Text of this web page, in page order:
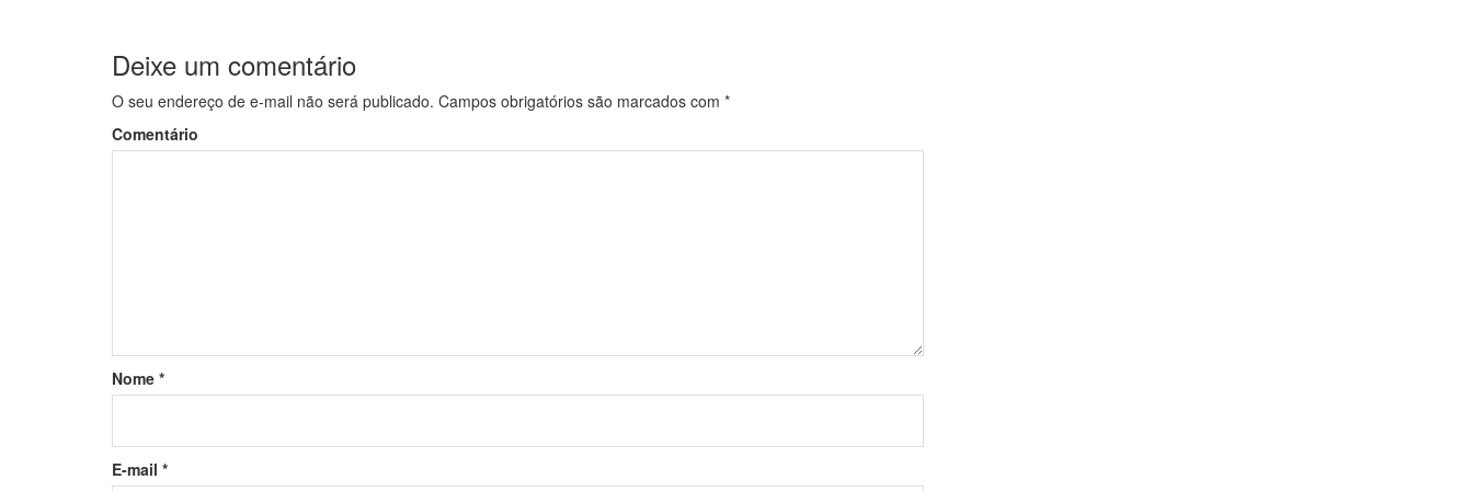
Deixe um comentário
O seu endereço de e-mail não será publicado. Campos obrigatórios são marcados com *
Comentário
Nome *
E-mail *